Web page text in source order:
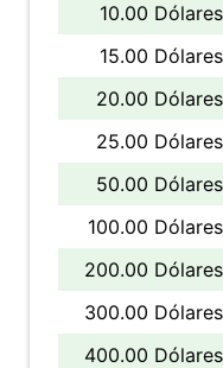
10.00 Dólares
15.00 Dólares
20.00 Dólares
25.00 Dólares
50.00 Dólares
100.00 Dólares
200.00 Dólares
300.00 Dólares
400.00 Dólares